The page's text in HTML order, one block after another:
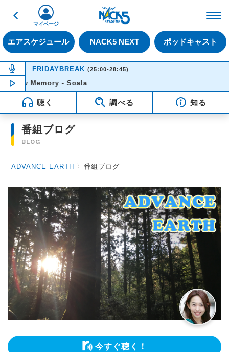
戻る
エアスケジュール NACK5 NEXT ポッドキャスト
マイページ
NOW ON AIR
FRIDAYBREAK (25:00-28:45)
NOW PLAYING01:40
Memory - Soala
聴く 調べる 知る
番組ブログ
BLOG
ADVANCE EARTH 〉番組ブログ
今すぐ聴く！